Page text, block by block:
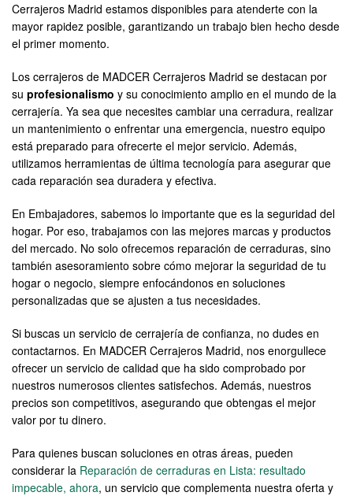
Cerrajeros Madrid estamos disponibles para atenderte con la
mayor rapidez posible, garantizando un trabajo bien hecho desde
el primer momento.
Los cerrajeros de MADCER Cerrajeros Madrid se destacan por
su profesionalismo y su conocimiento amplio en el mundo de la
cerrajería. Ya sea que necesites cambiar una cerradura, realizar
un mantenimiento o enfrentar una emergencia, nuestro equipo
está preparado para ofrecerte el mejor servicio. Además,
utilizamos herramientas de última tecnología para asegurar que
cada reparación sea duradera y efectiva.
En Embajadores, sabemos lo importante que es la seguridad del
hogar. Por eso, trabajamos con las mejores marcas y productos
del mercado. No solo ofrecemos reparación de cerraduras, sino
también asesoramiento sobre cómo mejorar la seguridad de tu
hogar o negocio, siempre enfocándonos en soluciones
personalizadas que se ajusten a tus necesidades.
Si buscas un servicio de cerrajería de confianza, no dudes en
contactarnos. En MADCER Cerrajeros Madrid, nos enorgullece
ofrecer un servicio de calidad que ha sido comprobado por
nuestros numerosos clientes satisfechos. Además, nuestros
precios son competitivos, asegurando que obtengas el mejor
valor por tu dinero.
Para quienes buscan soluciones en otras áreas, pueden
considerar la Reparación de cerraduras en Lista: resultado
impecable, ahora, un servicio que complementa nuestra oferta y